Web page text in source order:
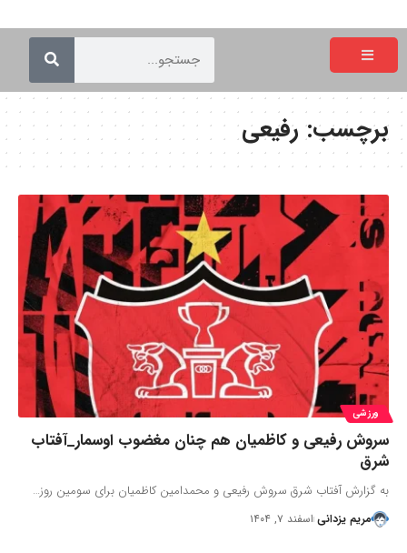
برچسب:رفیعی
ورزشی
سروش رفیعی و کاظمیان هم چنان مغضوب اوسمار_آفتاب
شرق
به گزارش آفتاب شرق سروش رفیعی و محمدامین کاظمیان برای سومین روز…
مریم یزدانی اسفند ۷, ۱۴۰۴